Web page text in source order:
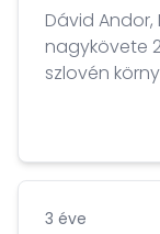
Dávid
nagykövete
szlovén
3 éve